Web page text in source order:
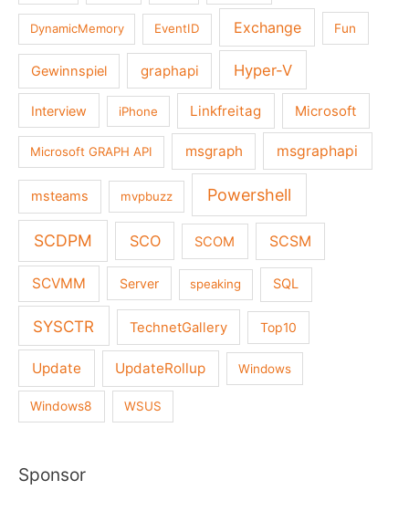
DynamicMemory EventID Exchange Fun
Gewinnspiel graphapi Hyper-V
Interview iPhone Linkfreitag Microsoft
Microsoft GRAPH API msgraph msgraphapi
msteams mvpbuzz Powershell
SCDPM SCO SCOM SCSM
SCVMM Server speaking SQL
SYSCTR TechnetGallery Top10
Update UpdateRollup Windows
Windows8 WSUS
Sponsor